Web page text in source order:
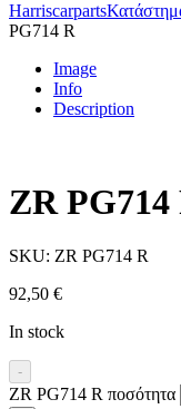
Harriscarparts
PG714 R
Image
Info
Description
ZR PG714
SKU: ZR PG714 R
92,50 €
In stock
-
ZR PG714 R ποσότητα